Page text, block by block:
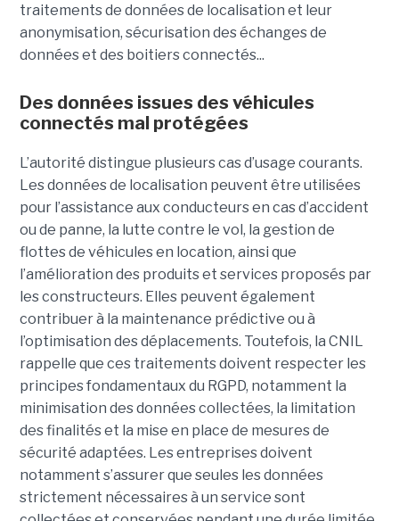
traitements de données de localisation et leur
anonymisation, sécurisation des échanges de
données et des boitiers connectés...
Des données issues des véhicules
connectés mal protégées
L’autorité distingue plusieurs cas d’usage courants.
Les données de localisation peuvent être utilisées
pour l’assistance aux conducteurs en cas d’accident
ou de panne, la lutte contre le vol, la gestion de
flottes de véhicules en location, ainsi que
l’amélioration des produits et services proposés par
les constructeurs. Elles peuvent également
contribuer à la maintenance prédictive ou à
l’optimisation des déplacements. Toutefois, la CNIL
rappelle que ces traitements doivent respecter les
principes fondamentaux du RGPD, notamment la
minimisation des données collectées, la limitation
des finalités et la mise en place de mesures de
sécurité adaptées. Les entreprises doivent
notamment s’assurer que seules les données
strictement nécessaires à un service sont